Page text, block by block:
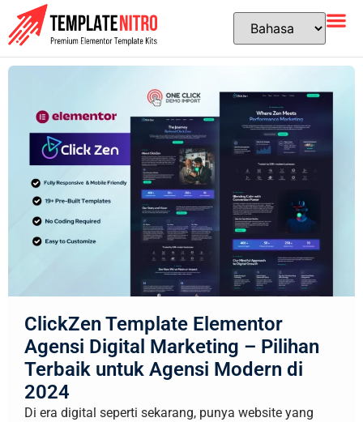
ClickZen Template Elementor
Agensi Digital Marketing – Pilihan
Terbaik untuk Agensi Modern di
2024
Di era digital seperti sekarang, punya website yang